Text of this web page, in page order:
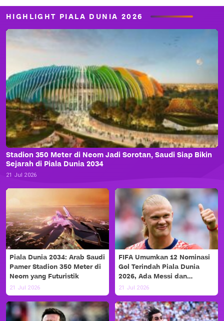
HIGHLIGHT PIALA DUNIA 2026
Stadion 350 Meter di Neom Jadi Sorotan, Saudi Siap Bikin
Sejarah di Piala Dunia 2034
21 Jul 2026
Piala Dunia 2034: Arab Saudi
Pamer Stadion 350 Meter di
Neom yang Futuristik
21 Jul 2026
FIFA Umumkan 12 Nominasi
Gol Terindah Piala Dunia
2026, Ada Messi dan
Haaland!
21 Jul 2026